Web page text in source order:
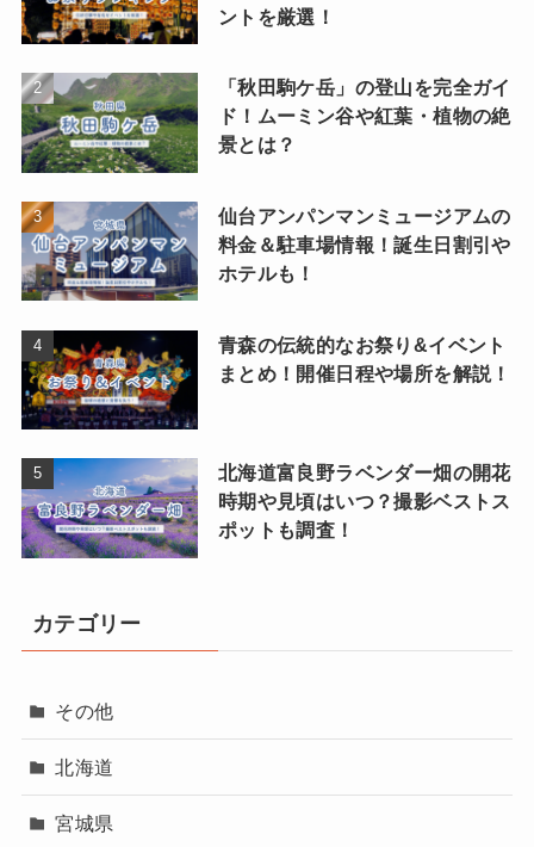
ントを厳選！
「秋田駒ケ岳」の登山を完全ガイ
ド！ムーミン谷や紅葉・植物の絶
景とは？
仙台アンパンマンミュージアムの
料金＆駐車場情報！誕生日割引や
ホテルも！
青森の伝統的なお祭り&イベント
まとめ！開催日程や場所を解説！
北海道富良野ラベンダー畑の開花
時期や見頃はいつ？撮影ベストス
ポットも調査！
カテゴリー
その他
北海道
宮城県